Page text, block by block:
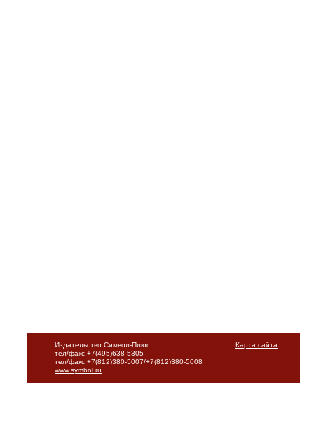
Карта сайта
Издательство Символ-Плюс
тел/факс +7(495)638-5305
тел/факс +7(812)380-5007/+7(812)380-5008
www.symbol.ru